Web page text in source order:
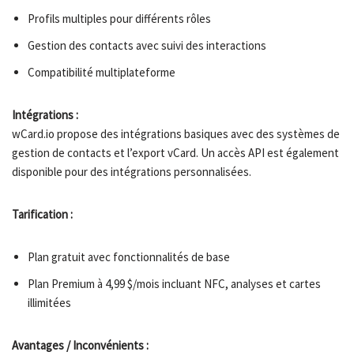
Profils multiples pour différents rôles
Gestion des contacts avec suivi des interactions
Compatibilité multiplateforme
Intégrations :
wCard.io propose des intégrations basiques avec des systèmes de
gestion de contacts et l’export vCard. Un accès API est également
disponible pour des intégrations personnalisées.
Tarification :
Plan gratuit avec fonctionnalités de base
Plan Premium à 4,99 $/mois incluant NFC, analyses et cartes
illimitées
Avantages / Inconvénients :